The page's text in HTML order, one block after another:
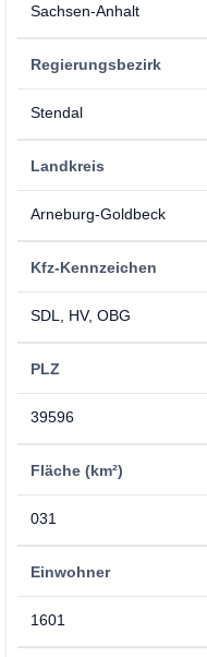
Sachsen-Anhalt
Regierungsbezirk
Stendal
Landkreis
Arneburg-Goldbeck
Kfz-Kennzeichen
SDL, HV, OBG
PLZ
39596
Fläche (km²)
031
Einwohner
1601